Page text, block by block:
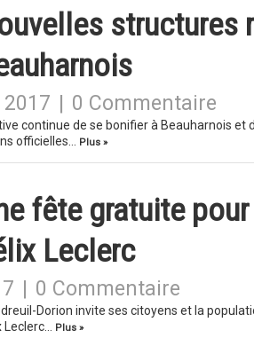
structures
0 Commentaire
continue de se bonifier à Beauharnois
officielles…
Plus »
fête gratuite
Leclerc
0 Commentaire
Dorion invite ses citoyens et la
Leclerc…
Plus »